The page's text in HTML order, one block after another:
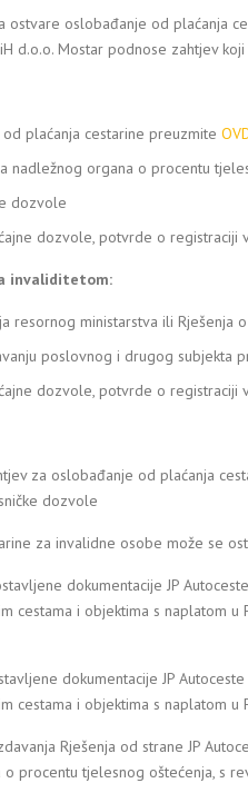
ostvare oslobađanje od plaćanja
d.o.o. Mostar podnose zahtjev
plaćanja cestarine preuzmite
nadležnog organa o procentu
dozvole
dozvole, potvrde o registraciji
invaliditetom:
resornog ministarstva ili Rješenja
poslovnog i drugog subjekta
dozvole, potvrde o registraciji
za oslobađanje od plaćanja
dozvole
za invalidne osobe može se
dokumentacije JP
cestama i objektima s naplatom
dokumentacije JP
cestama i objektima s naplatom
Rješenja od strane JP
procentu tjelesnog oštećenja, s